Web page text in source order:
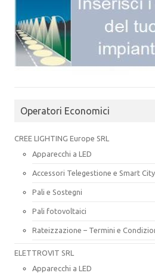
Operatori Economici
CREE LIGHTING Europe SRL
Apparecchi a LED
Accessori Telegestione e Smart City
Pali e Sostegni
Pali fotovoltaici
Rateizzazione – Termini e
ELETTROVIT SRL
Apparecchi a LED